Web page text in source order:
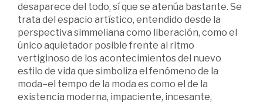
desaparece del todo, sí que se atenúa bastante. Se
trata del espacio artístico, entendido desde la
perspectiva simmeliana como liberación, como el
único aquietador posible frente al ritmo
vertiginoso de los acontecimientos del nuevo
estilo de vida que simboliza el fenómeno de la
moda–el tempo de la moda es como el de la
existencia moderna, impaciente, incesante,